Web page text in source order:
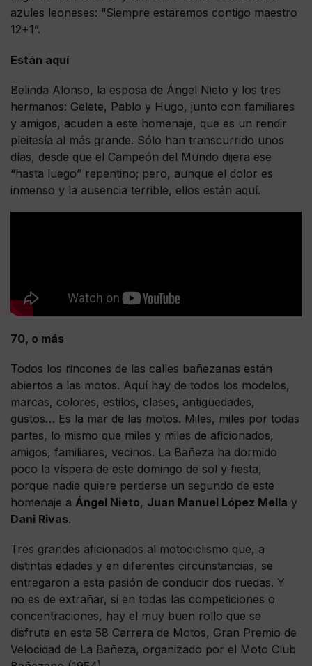
azules leoneses: “Siempre estaremos contigo maestro
12+1”.
Están aquí
Belinda Alonso, la esposa de Ángel Nieto y los tres
hermanos: Gelete, Pablo y Hugo, junto con familiares
y amigos, acuden a este homenaje, que es un rendir
pleitesía al más grande. Sólo han transcurrido unos
días, desde que el Campeón del Mundo dijera ese
“hasta luego” repentino; pero, aunque el dolor es
inmenso y la ausencia terrible, ellos están aquí.
70, o más
Todos los rincones de las calles bañezanas están
abiertos a las motos. Aquí hay de todos los modelos,
marcas, colores, estilos, clases, antigüedades,
gustos… Es la mar de las motos. Miles, miles por todas
partes, lo mismo que miles y miles de aficionados,
amigos, familiares, vecinos. La Bañeza ha dormido
poco la víspera de este domingo de sol y fiesta,
porque nadie quiere perderse un segundo de este
homenaje a Ángel Nieto, Juan Manuel López Mella y
Dani Rivas.
Tres grandes aficionados al motociclismo que, a
distintas edades y en diferentes circunstancias, se
entregaron a esta pasión de conducir dos ruedas. Y
no es de extrañar, si en todas las competiciones o
concentraciones, hay el muy buen rollo que se
disfruta en esta 58 Carrera de Motos, Gran Premio de
Velocidad de La Bañeza, organizado por el Moto Club